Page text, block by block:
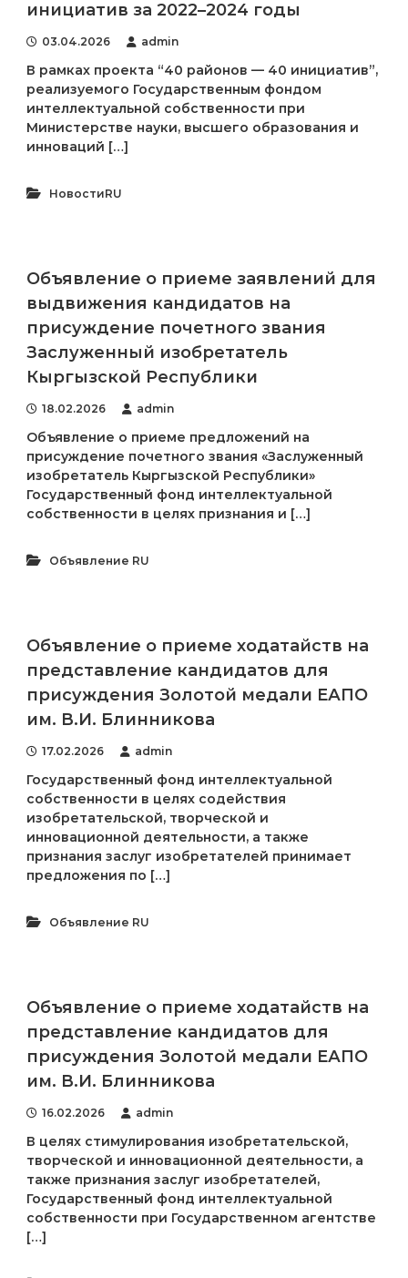
инициатив за 2022–2024 годы
03.04.2026 admin
В рамках проекта “40 районов — 40 инициатив”,
реализуемого Государственным фондом
интеллектуальной собственности при
Министерстве науки, высшего образования и
инноваций […]
НовостиRU
Объявление о приеме заявлений для
выдвижения кандидатов на
присуждение почетного звания
Заслуженный изобретатель
Кыргызской Республики
18.02.2026 admin
Объявление о приеме предложений на
присуждение почетного звания «Заслуженный
изобретатель Кыргызской Республики»
Государственный фонд интеллектуальной
собственности в целях признания и […]
Объявление RU
Объявление о приеме ходатайств на
представление кандидатов для
присуждения Золотой медали ЕАПО
им. В.И. Блинникова
17.02.2026 admin
Государственный фонд интеллектуальной
собственности в целях содействия
изобретательской, творческой и
инновационной деятельности, а также
признания заслуг изобретателей принимает
предложения по […]
Объявление RU
Объявление о приеме ходатайств на
представление кандидатов для
присуждения Золотой медали ЕАПО
им. В.И. Блинникова
16.02.2026 admin
В целях стимулирования изобретательской,
творческой и инновационной деятельности, а
также признания заслуг изобретателей,
Государственный фонд интеллектуальной
собственности при Государственном агентстве
[…]